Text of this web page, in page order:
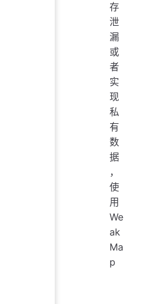
存
泄
漏
或
者
实
现
私
有
数
据
，
使
用
We
ak
Ma
p